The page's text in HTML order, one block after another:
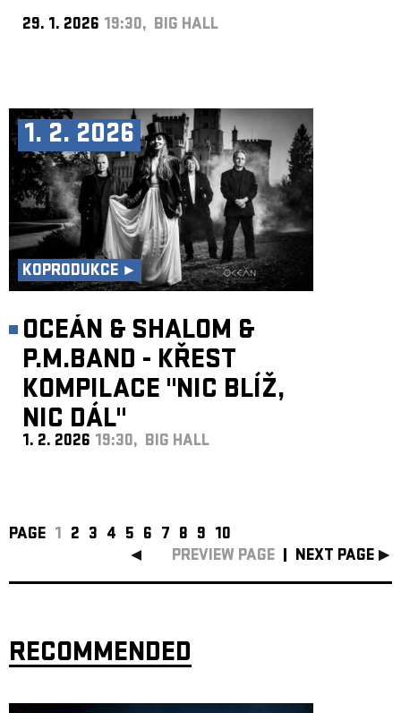
29. 1. 2026 19:30, BIG HALL
1. 2. 2026
KOPRODUKCE ►
OCEÁN & SHALOM &
P.M.BAND - KŘEST
KOMPILACE "NIC BLÍŽ,
NIC DÁL"
1. 2. 2026 19:30, BIG HALL
PAGE 1 2 3 4 5 6 7 8 9 10
PREVIEW PAGE
NEXT PAGE
RECOMMENDED